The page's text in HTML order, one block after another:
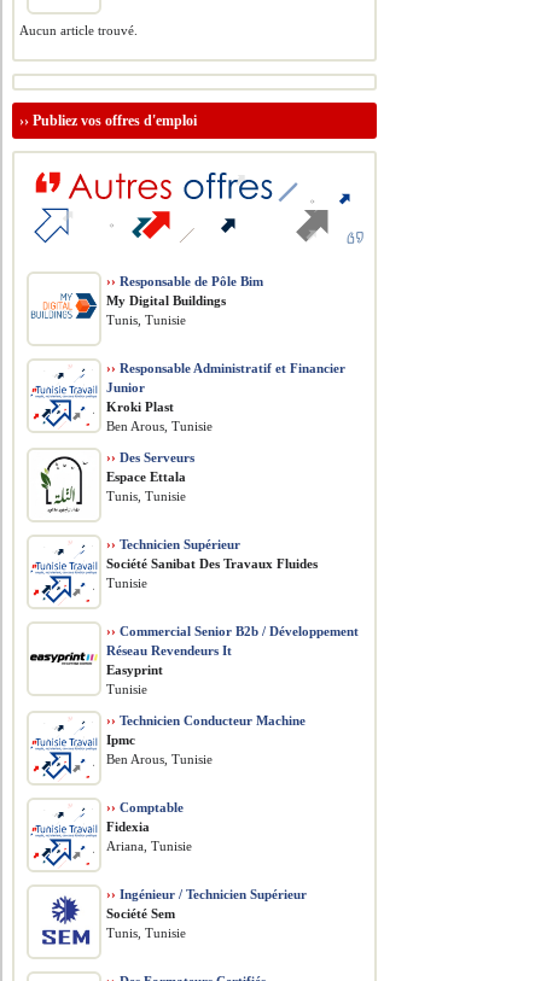
Aucun article trouvé.
››Publiez vos offres d'emploi
›› Responsable de Pôle Bim
My Digital Buildings
Tunis, Tunisie
›› Responsable Administratif et Financier
Junior
Kroki Plast
Ben Arous, Tunisie
›› Des Serveurs
Espace Ettala
Tunis, Tunisie
›› Technicien Supérieur
Société Sanibat Des Travaux Fluides
Tunisie
›› Commercial Senior B2b / Développement
Réseau Revendeurs It
Easyprint
Tunisie
›› Technicien Conducteur Machine
Ipmc
Ben Arous, Tunisie
›› Comptable
Fidexia
Ariana, Tunisie
›› Ingénieur / Technicien Supérieur
Société Sem
Tunis, Tunisie